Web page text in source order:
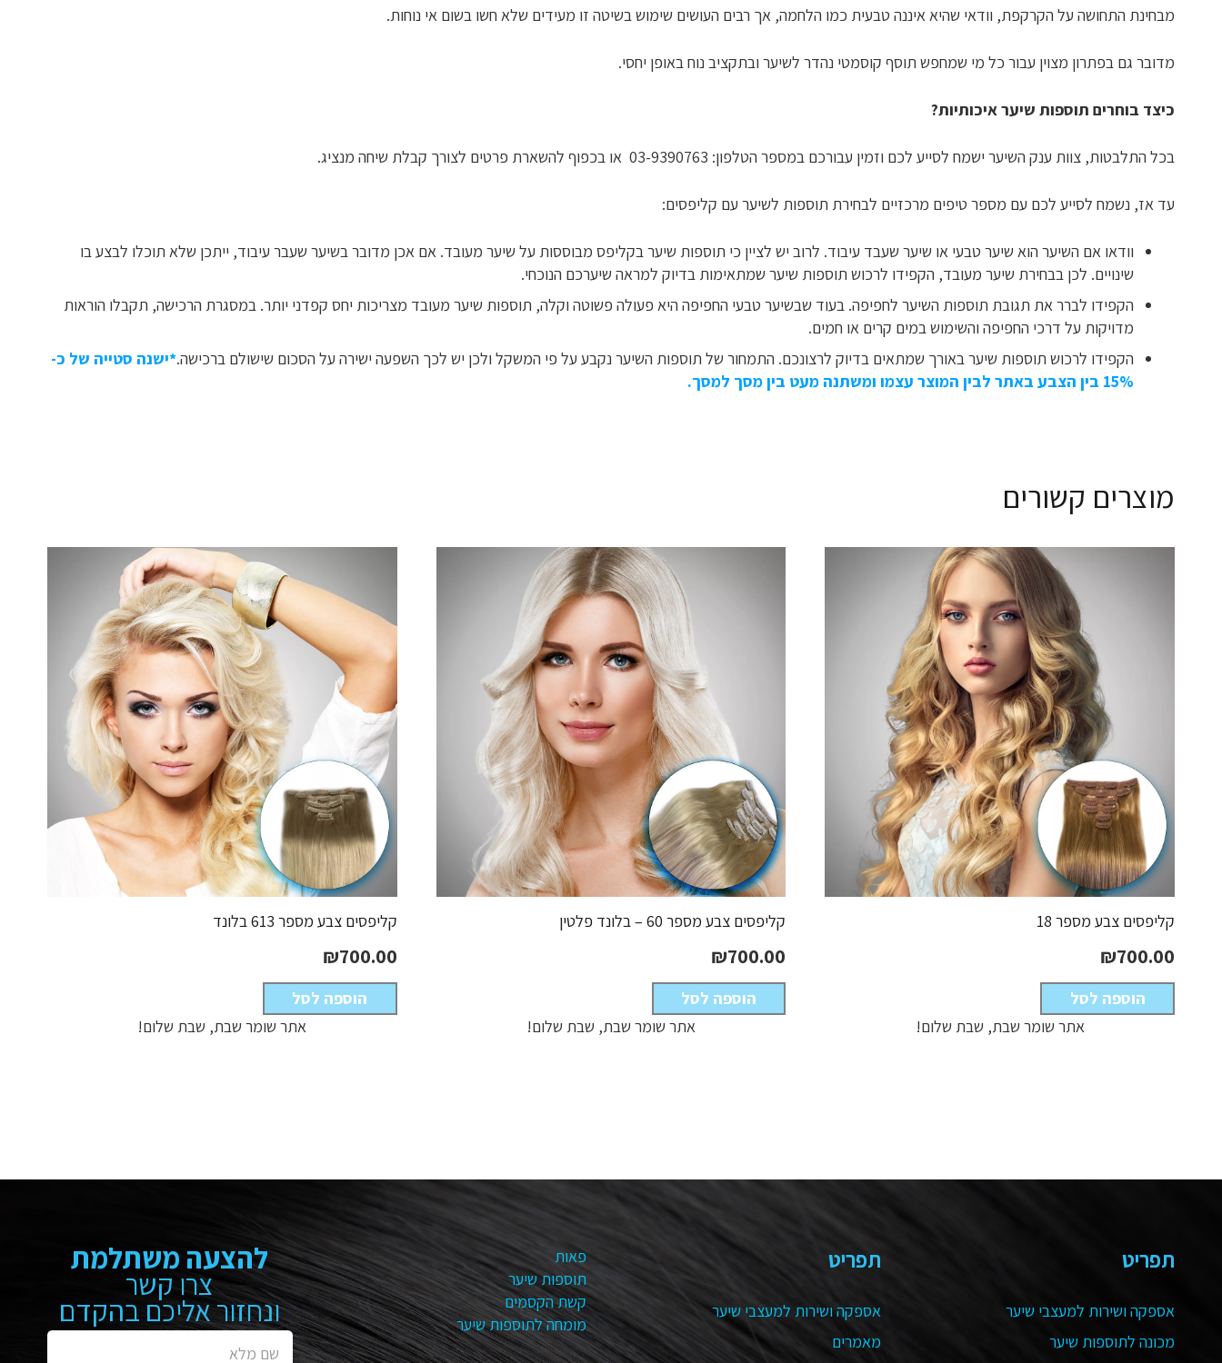
מבחינת התחושה על הקרקפת, וודאי שהיא איננה טבעית כמו הלחמה, אך רבים העושים שימוש בשיטה זו מעידים שלא חשו בשום אי נוחות.
מדובר גם בפתרון מצוין עבור כל מי שמחפש תוסף קוסמטי נהדר לשיער ובתקציב נוח באופן יחסי.
כיצד בוחרים תוספות שיער איכותיות?
בכל התלבטות, צוות ענק השיער ישמח לסייע לכם וזמין עבורכם במספר הטלפון: 03-9390763 או בכפוף להשארת פרטים לצורך קבלת שיחה מנציג.
עד אז, נשמח לסייע לכם עם מספר טיפים מרכזיים לבחירת תוספות לשיער עם קליפסים:
וודאו אם השיער הוא שיער טבעי או שיער שעבד עיבוד. לרוב יש לציין כי תוספות שיער בקליפס מבוססות על שיער מעובד. אם אכן מדובר בשיער שעבר עיבוד, ייתכן שלא תוכלו לבצע בו
שינויים. לכן בבחירת שיער מעובד, הקפידו לרכוש תוספות שיער שמתאימות בדיוק למראה שיערכם הנוכחי.
הקפידו לברר את תגובת תוספות השיער לחפיפה. בעוד שבשיער טבעי החפיפה היא פעולה פשוטה וקלה, תוספות שיער מעובד מצריכות יחס קפדני יותר. במסגרת הרכישה, תקבלו הוראות
מדויקות על דרכי החפיפה והשימוש במים קרים או חמים.
הקפידו לרכוש תוספות שיער באורך שמתאים בדיוק לרצונכם. התמחור של תוספות השיער נקבע על פי המשקל ולכן יש לכך השפעה ישירה על הסכום שישולם ברכישה.*ישנה סטייה של כ-
15% בין הצבע באתר לבין המוצר עצמו ומשתנה מעט בין מסך למסך.
מוצרים קשורים
קליפסים צבע מספר 18
₪700.00
הוספה לסל
אתר שומר שבת, שבת שלום!
קליפסים צבע מספר 60 – בלונד פלטין
₪700.00
הוספה לסל
אתר שומר שבת, שבת שלום!
קליפסים צבע מספר 613 בלונד
₪700.00
הוספה לסל
אתר שומר שבת, שבת שלום!
תפריט
אספקה ושירות למעצבי שיער
מכונה לתוספות שיער
תפריט
אספקה ושירות למעצבי שיער
מאמרים
פאות
תוספות שיער
קשת הקסמים
מומחה לתוספות שיער
להצעה משתלמת
צרו קשר
ונחזור אליכם בהקדם